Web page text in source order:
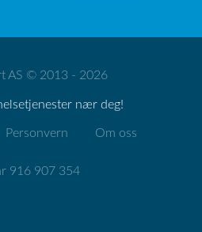
AS © 2013 - 2026
nær deg!
Personvern Om oss
916 907 354